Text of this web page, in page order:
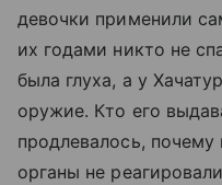
девочки применили
их годами никто не
была глуха, а у
оружие. Кто его
продлевалось,
органы не